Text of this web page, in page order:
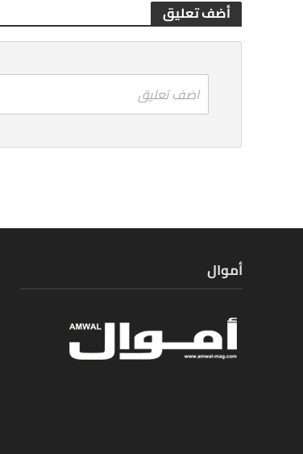
أضف تعليق
اضف تعليق
أموال